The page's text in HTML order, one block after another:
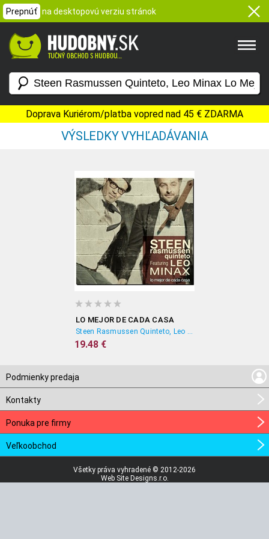
Prepnúť na desktopovú verziu stránok
Doprava Kuriérom/platba vopred nad 45 € ZDARMA
VÝSLEDKY VYHĽADÁVANIA
LO MEJOR DE CADA CASA
Steen Rasmussen Quinteto, Leo Minax
19.48 €
Podmienky predaja
Kontakty
Ponuka pre firmy
Veľkoobchod
Všetky práva vyhradené © 2012-2026
Web Site Designs.r.o.